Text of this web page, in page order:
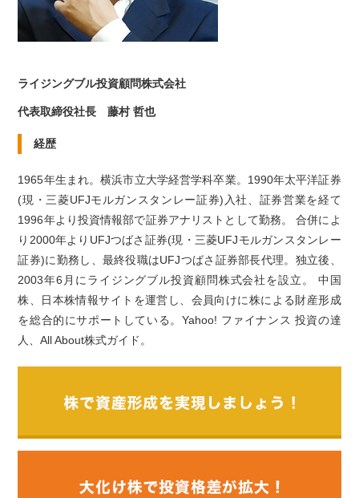
ライジングブル投資顧問株式会社
代表取締役社長 藤村 哲也
経歴
1965年生まれ。横浜市立大学経営学科卒業。1990年太平洋証券
(現・三菱UFJモルガンスタンレー証券)入社、証券営業を経て
1996年より投資情報部で証券アナリストとして勤務。 合併によ
り2000年よりUFJつばさ証券(現・三菱UFJモルガンスタンレー
証券)に勤務し、最終役職はUFJつばさ証券部長代理。独立後、
2003年6月にライジングブル投資顧問株式会社を設立。 中国
株、日本株情報サイトを運営し、会員向けに株による財産形成
を総合的にサポートしている。Yahoo! ファイナンス 投資の達
人、All About株式ガイド。